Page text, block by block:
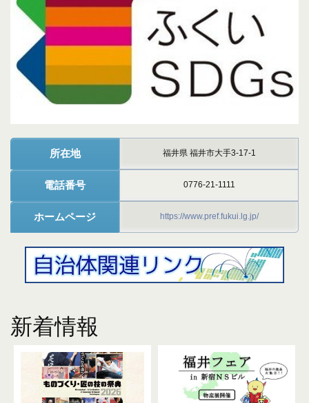
所在地 福井県 福井市大手3-17-1
電話番号 0776-21-1111
ホームページ https://www.pref.fukui.lg.jp/
新着情報